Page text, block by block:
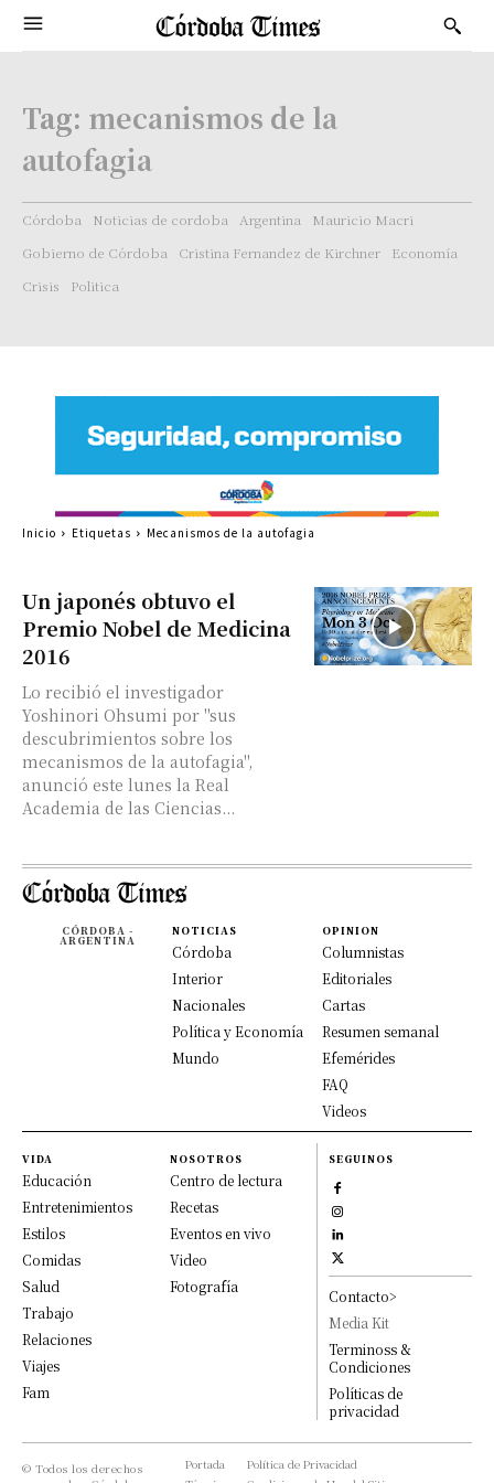
Tag: mecanismos de la
autofagia
Córdoba Noticias de cordoba Argentina
Mauricio Macri
Gobierno de Córdoba
Cristina Fernandez de Kirchner
Economía
Crisis
Politica
Un japonés obtuvo el
Premio Nobel de Medicina
2016
Lo recibió el investigador
Yoshinori Ohsumi por "sus
descubrimientos sobre los
mecanismos de la autofagia",
anunció este lunes la Real
Academia de las Ciencias...
Inicio Etiquetas Mecanismos de la autofagia
CÓRDOBA -
ARGENTINA
NOTICIAS
Córdoba
Interior
Nacionales
Política y Economía
Mundo
OPINION
Columnistas
Editoriales
Cartas
Resumen semanal
Efemérides
FAQ
Videos
VIDA
Educación
Entretenimientos
Estilos
Comidas
Salud
Trabajo
Relaciones
Viajes
Fam
NOSOTROS
Centro de lectura
Recetas
Eventos en vivo
Video
Fotografía
SEGUINOS
Contacto>
Media Kit
Terminoss &
Condiciones
Políticas de
privacidad
© Todos los derechos
Portada
Política de Privacidad